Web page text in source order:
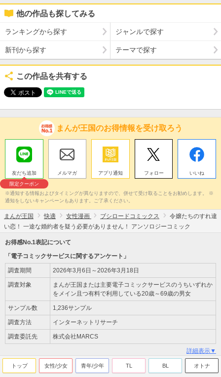
他の作品も探してみる
ランキングから探す ジャンルで探す
新刊から探す テーマで探す
この作品を共有する
まんが王国のお得情報を受け取ろう
友だち追加
限定クーポン
メルマガ アプリ通知 フォロー いいね
※通知する情報およびタイミングが異なりますので、併せて受け取ることをお勧めします。 ※
通知をしないキャンペーンもあります。ご了承ください。
まんが王国 快適 女性漫画 ブシロードコミックス
令嬢たちのすれ違
い恋！ 一途な婚約者を疑う必要がありません！ アンソロジーコミック
お得感No.1表記について
「電子コミックサービスに関するアンケート」
調査期間 2026年3月6日～2026年3月18日
調査対象
まんが王国または主要電子コミックサービスのうちいずれか
をメイン且つ有料で利用している20歳～69歳の男女
サンプル数 1,236サンプル
調査方法 インターネットリサーチ
調査委託先 株式会社MARCS
詳細表示▼
トップ 女性/少女 青年/少年 TL BL オトナ